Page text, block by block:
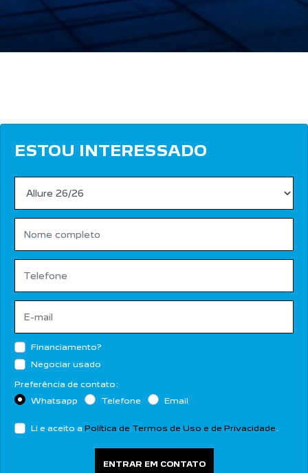
ESTOU INTERESSADO
Financiamento?
Negociar usado
Preferência de contato:
Whatsapp
Telefone Email
Li e aceito a Política de Termos de Uso e de Privacidade.
ENTRAR EM CONTATO